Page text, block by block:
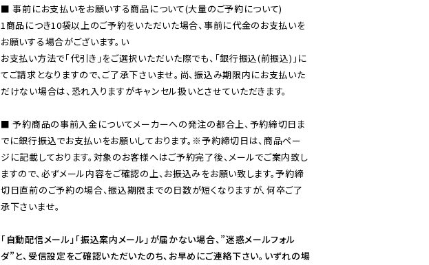
■ 事前にお支払いをお願いする商品について(大量のご予約について)
1商品につき10袋以上のご予約をいただいた場合、事前に代金のお支払いを
お願いする場合がございます。い
お支払い方法で「代引き」をご選択いただいた際でも、「銀行振込(前振込)」に
てご請求となりますので、ご了承下さいませ。尚、振込み期限内にお支払いた
だけない場合は、恐れ入りますがキャンセル扱いとさせていただきます。
■ 予約商品の事前入金についてメーカーへの発注の都合上、予約締切日ま
でに銀行振込でお支払いをお願いしております。※予約締切日は、商品ペー
ジに記載しております。対象のお客様へはご予約完了後、メールでご案内致し
ますので、必ずメール内容をご確認の上、お振込みをお願い致します。予約締
切日直前のご予約の場合、振込期限までの日数が短くなりますが、何卒ご了
承下さいませ。
「自動配信メール」「振込案内メール」が届かない場合、”迷惑メールフォル
ダ”と、受信設定をご確認いただいたのち、お早めにご連絡下さい。いずれの場